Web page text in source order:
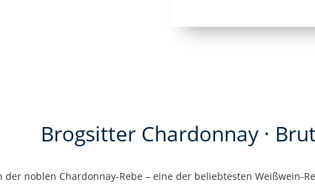
Brogsitter Chardonnay · Brut
noblen Chardonnay-Rebe – eine der beliebtesten Weißwein-